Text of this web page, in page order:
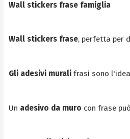
Wall stickers frase famiglia
Wall stickers frase, perfetta per
Gli adesivi muralifrasi sono
Un adesivo da muro con frase